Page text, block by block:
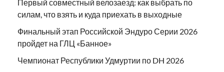
Первый совместный велозаезд: как выбрать по
силам, что взять и куда приехать в выходные
Финальный этап Российской Эндуро Серии 2026
пройдет на ГЛЦ «Банное»
Чемпионат Республики Удмуртии по DH 2026